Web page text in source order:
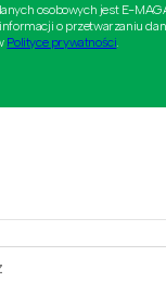
osobowych jest E-
o przetwarzaniu
Polityce prywatności